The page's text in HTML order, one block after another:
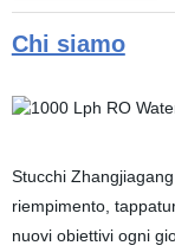
Chi siamo
Stucchi
riempimento,
nuovi obiettivi ogni